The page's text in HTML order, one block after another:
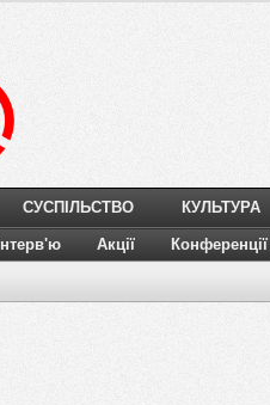
СУСПІЛЬСТВО КУЛЬТУРА
Інтерв'ю Акції Конференції